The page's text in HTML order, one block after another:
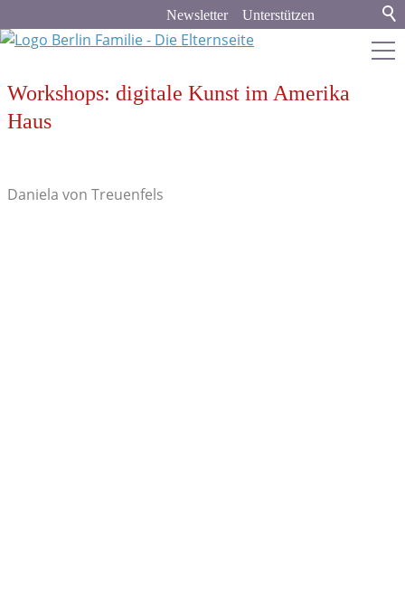
Unterstützen
Newsletter
berlin-familie.de
Stadtleben
Workshops: digitale Kunst im Amerika
Haus
Daniela von Treuenfels